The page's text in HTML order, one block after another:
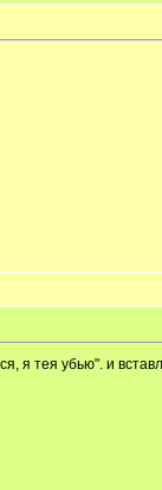
я тея убью". и